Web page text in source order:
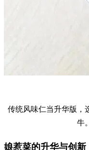
传统风味仁当升华版，
牛
娘惹菜的升华与创新